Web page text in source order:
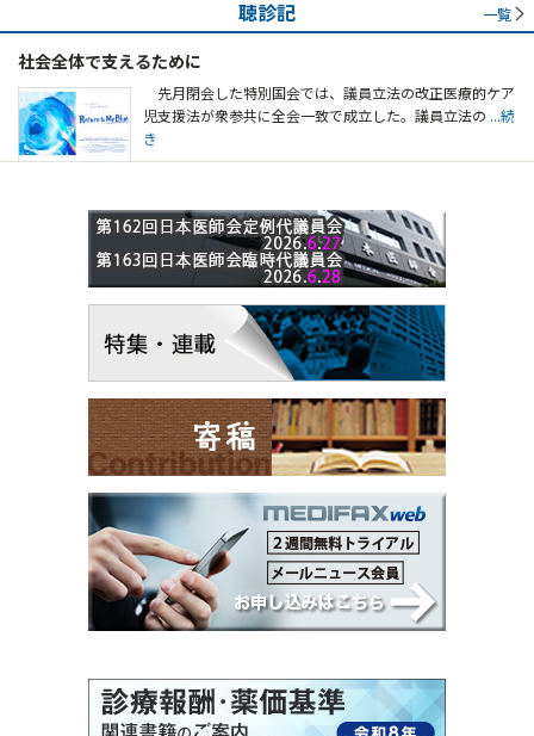
聴診記 一覧
社会全体で支えるために
先月閉会した特別国会では、議員立法の改正医療的ケア
児支援法が衆参共に全会一致で成立した。議員立法の ...続
き